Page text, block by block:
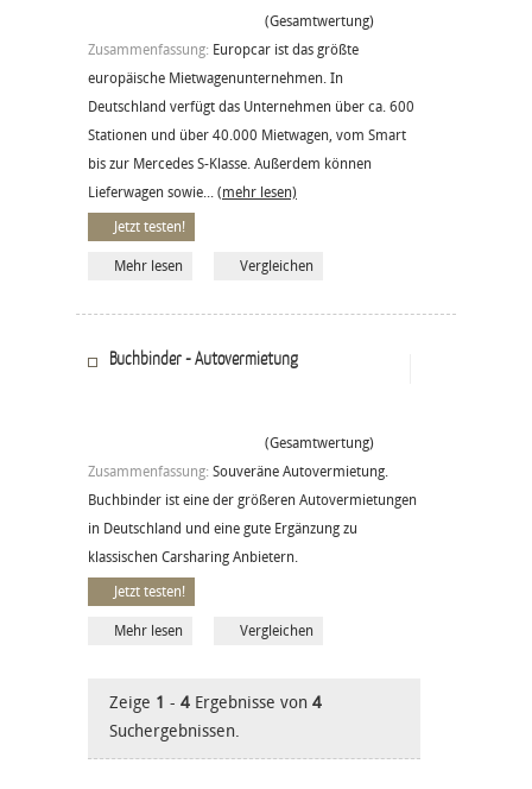
(Gesamtwertung)
Zusammenfassung: Europcar ist das größte
europäische Mietwagenunternehmen. In
Deutschland verfügt das Unternehmen über ca. 600
Stationen und über 40.000 Mietwagen, vom Smart
bis zur Mercedes S-Klasse. Außerdem können
Lieferwagen sowie... (mehr lesen)
Jetzt testen!
Mehr lesen Vergleichen
Buchbinder - Autovermietung
(Gesamtwertung)
Zusammenfassung: Souveräne Autovermietung.
Buchbinder ist eine der größeren Autovermietungen
in Deutschland und eine gute Ergänzung zu
klassischen Carsharing Anbietern.
Jetzt testen!
Mehr lesen Vergleichen
Zeige 1 - 4 Ergebnisse von 4
Suchergebnissen.